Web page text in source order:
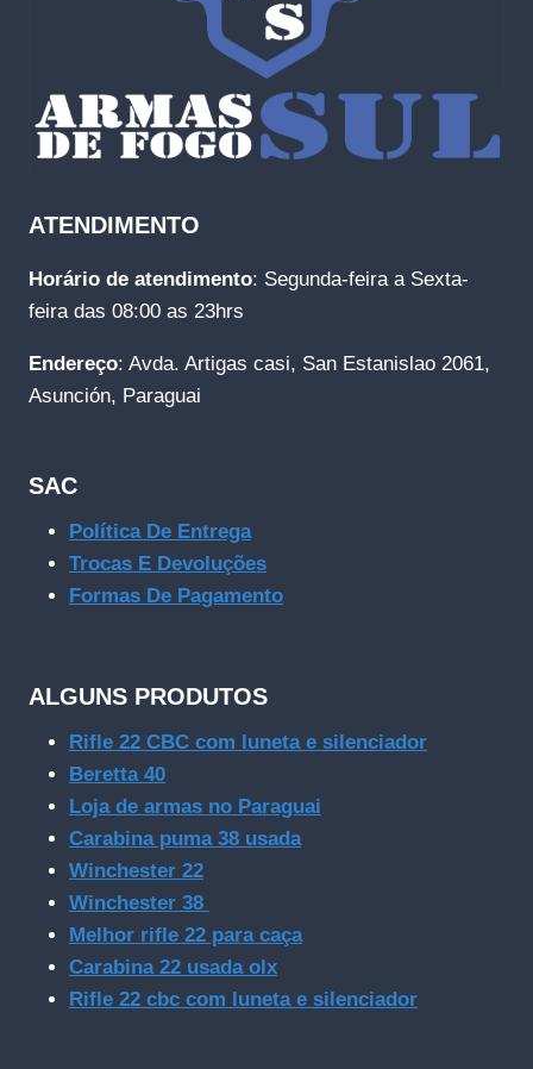
ATENDIMENTO
Horário de atendimento: Segunda-feira a Sexta-
feira das 08:00 as 23hrs
Endereço: Avda. Artigas casi, San Estanislao 2061,
Asunción, Paraguai
SAC
Política De Entrega
Trocas E Devoluções
Formas De Pagamento
ALGUNS PRODUTOS
Rifle 22 CBC com luneta e silenciador
Beretta 40
Loja de armas no Paraguai
Carabina puma 38 usada
Winchester 22
Winchester 38
Melhor rifle 22 para caça
Carabina 22 usada olx
Rifle 22 cbc com luneta e silenciador